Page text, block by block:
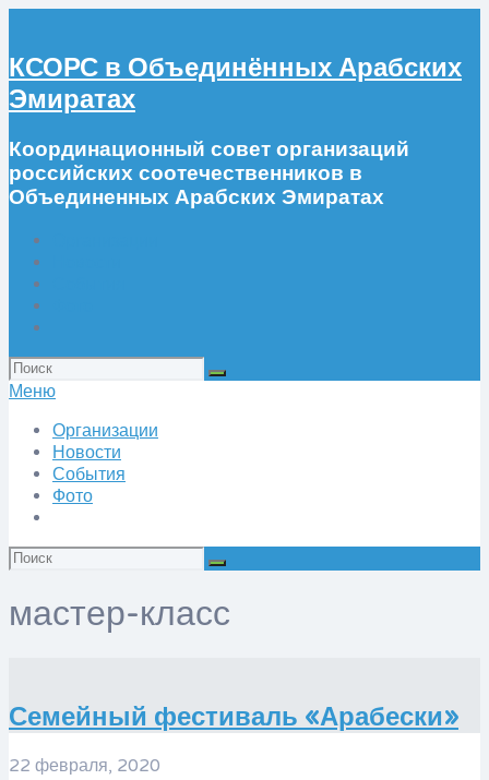
КСОРС в Объединённых Арабских
Эмиратах
Координационный совет организаций
российских соотечественников в
Объединенных Арабских Эмиратах
Искать:
Меню
Организации
Новости
События
Фото
Искать:
мастер-класс
Семейный фестиваль «Арабески»
22 февраля, 2020